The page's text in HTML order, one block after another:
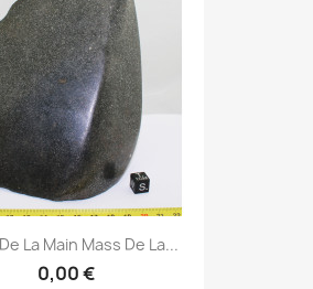
La Main Mass De La...
0,00 €